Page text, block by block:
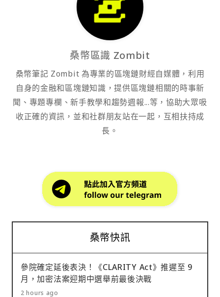
桑幣區識 Zombit
桑幣筆記 Zombit 為專業的區塊鏈財經自媒體，利用
自身的金融和區塊鏈知識，提供區塊鏈相關的時事新
聞、專題專欄、新手教學和趨勢週報...等，協助大眾吸
收正確的資訊，並和社群朋友站在一起，互相扶持成
長。
桑幣快訊
參院確定延後表決！《CLARITY Act》推遲至 9
月，加密法案迎期中選舉前最後決戰
2 hours ago